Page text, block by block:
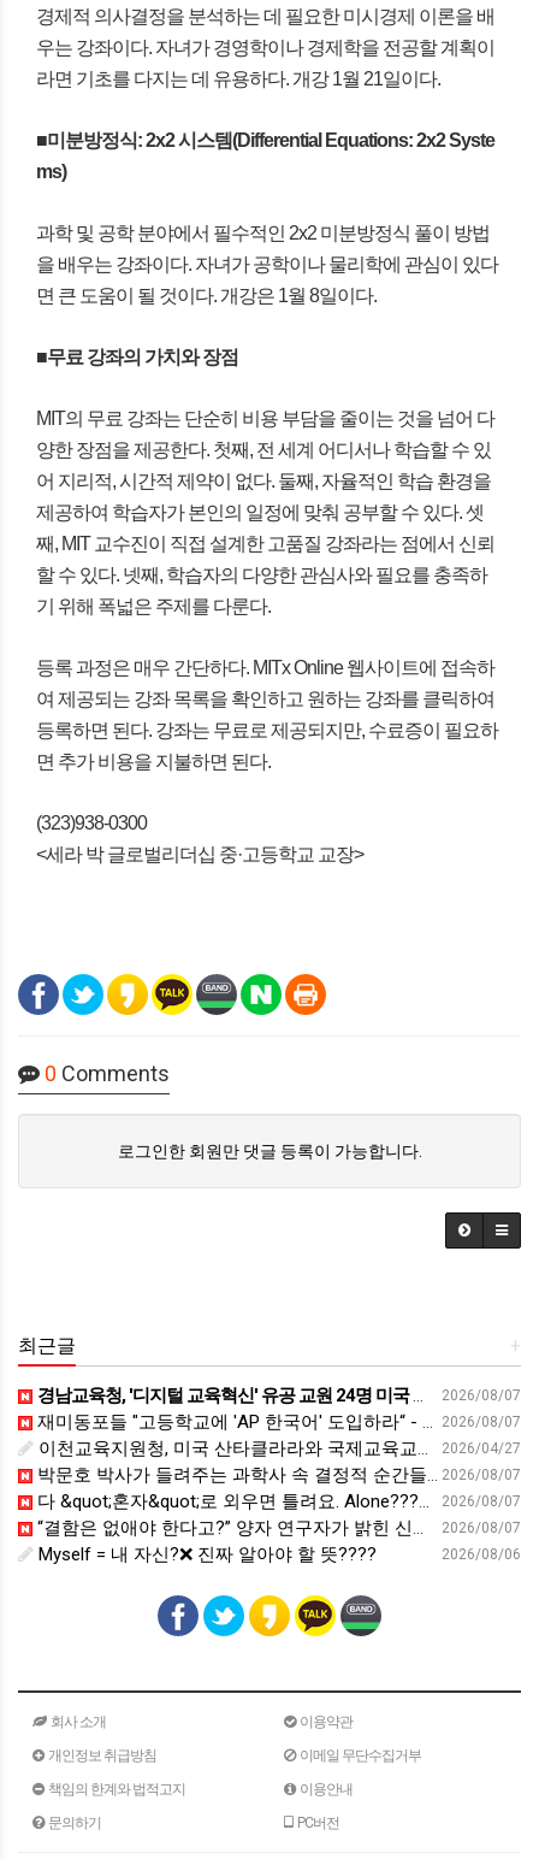
경제적 의사결정을 분석하는 데 필요한 미시경제 이론을 배
우는 강좌이다. 자녀가 경영학이나 경제학을 전공할 계획이
라면 기초를 다지는 데 유용하다. 개강 1월 21일이다.
■미분방정식: 2x2 시스템(Differential Equations: 2x2 Syste
ms)
과학 및 공학 분야에서 필수적인 2x2 미분방정식 풀이 방법
을 배우는 강좌이다. 자녀가 공학이나 물리학에 관심이 있다
면 큰 도움이 될 것이다. 개강은 1월 8일이다.
■무료 강좌의 가치와 장점
MIT의 무료 강좌는 단순히 비용 부담을 줄이는 것을 넘어 다
양한 장점을 제공한다. 첫째, 전 세계 어디서나 학습할 수 있
어 지리적, 시간적 제약이 없다. 둘째, 자율적인 학습 환경을
제공하여 학습자가 본인의 일정에 맞춰 공부할 수 있다. 셋
째, MIT 교수진이 직접 설계한 고품질 강좌라는 점에서 신뢰
할 수 있다. 넷째, 학습자의 다양한 관심사와 필요를 충족하
기 위해 폭넓은 주제를 다룬다.
등록 과정은 매우 간단하다. MITx Online 웹사이트에 접속하
여 제공되는 강좌 목록을 확인하고 원하는 강좌를 클릭하여
등록하면 된다. 강좌는 무료로 제공되지만, 수료증이 필요하
면 추가 비용을 지불하면 된다.
(323)938-0300
<세라 박 글로벌리더십 중·고등학교 교장>
0 Comments
로그인한 회원만 댓글 등록이 가능합니다.
+
최근글
2026/08/07
경남교육청, '디지털 교육혁신' 유공 교원 24명 미국 연수 - 연합뉴스
2026/08/07
재미동포들 "고등학교에 'AP 한국어' 도입하라“ - 재외동포신문
2026/04/27
이천교육지원청, 미국 산타클라라와 국제교육교류 파트너십 회의 개최:경인투데이뉴스 - 경인투데이뉴스
2026/08/07
박문호 박사가 들려주는 과학사 속 결정적 순간들! 직관을 뛰어넘는 과학적 통찰 : 생각하는 청소년을 위한 과학 시리즈 1부(feat.박문호 박사)
2026/08/07
다 &quot;혼자&quot;로 외우면 틀려요. Alone????By myself????On my own
2026/08/07
“결함은 없애야 한다고?” 양자 연구자가 밝힌 신비: 없애려던 흠이 무기가 되는 방법 | 이정현 KIST 양자기술연구단 선임연구원 | 양자 컴퓨터 인생 | 세바시 2121회
2026/08/06
Myself = 내 자신?❌ 진짜 알아야 할 뜻????
회사 소개
이용약관
개인정보 취급방침
이메일 무단수집거부
책임의 한계와 법적고지
이용안내
문의하기
PC버전